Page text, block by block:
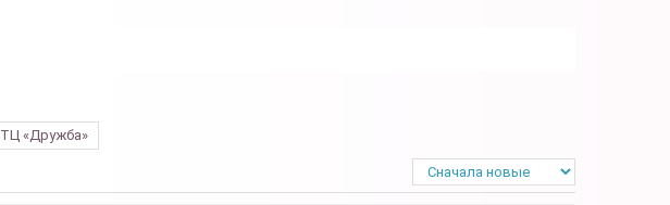
ТЦ «Дружба»